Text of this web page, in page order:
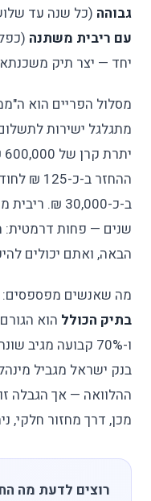
גבוהה (כל שנה עד
עם ריבית משתנה
יחד — יצר תיק
מתגלגל ישירות
שנים — פחות דרמטית:
הבאה, ואתם יכולים
מה שאנשים מפספסים:
בתיק הכולל
ההלוואה — אך הגבלה
מכן, דרך מחזור חלקי,
רוצים לדעת מה